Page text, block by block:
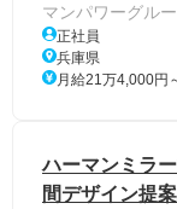
マンパワーグル
正社員
兵庫県
月給21万4,000円
ハーマンミラ
間デザイン提